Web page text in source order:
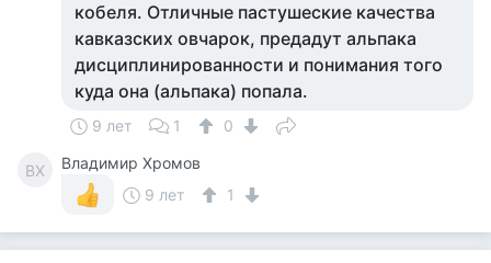
кобеля. Отличные пастушеские качества
кавказских овчарок, предадут альпака
дисциплинированности и понимания того
куда она (альпака) попала.
9 лет 1 0
ВХ
Владимир Хромов
9 лет
1